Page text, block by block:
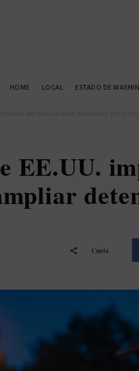
HOME LOCAL ESTADO DE
EE.UU.
Cuota